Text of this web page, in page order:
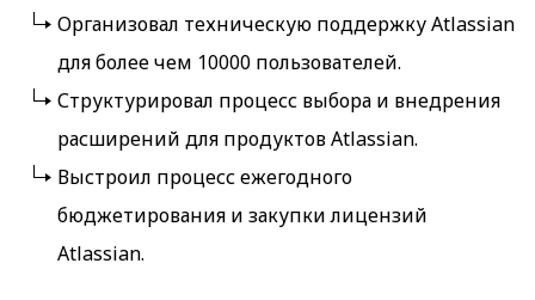
Организовал техническую поддержку Atlassian
для более чем 10000 пользователей.
Структурировал процесс выбора и внедрения
расширений для продуктов Atlassian.
Выстроил процесс ежегодного
бюджетирования и закупки лицензий
Atlassian.